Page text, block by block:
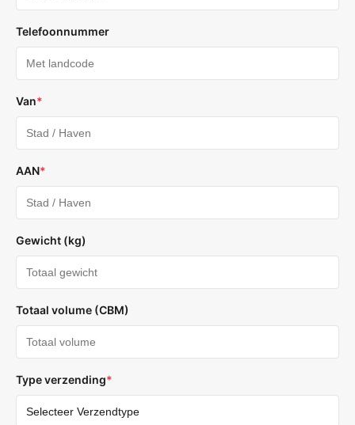
Telefoonnummer
Van*
AAN*
Gewicht (kg)
Totaal volume (CBM)
Type verzending*